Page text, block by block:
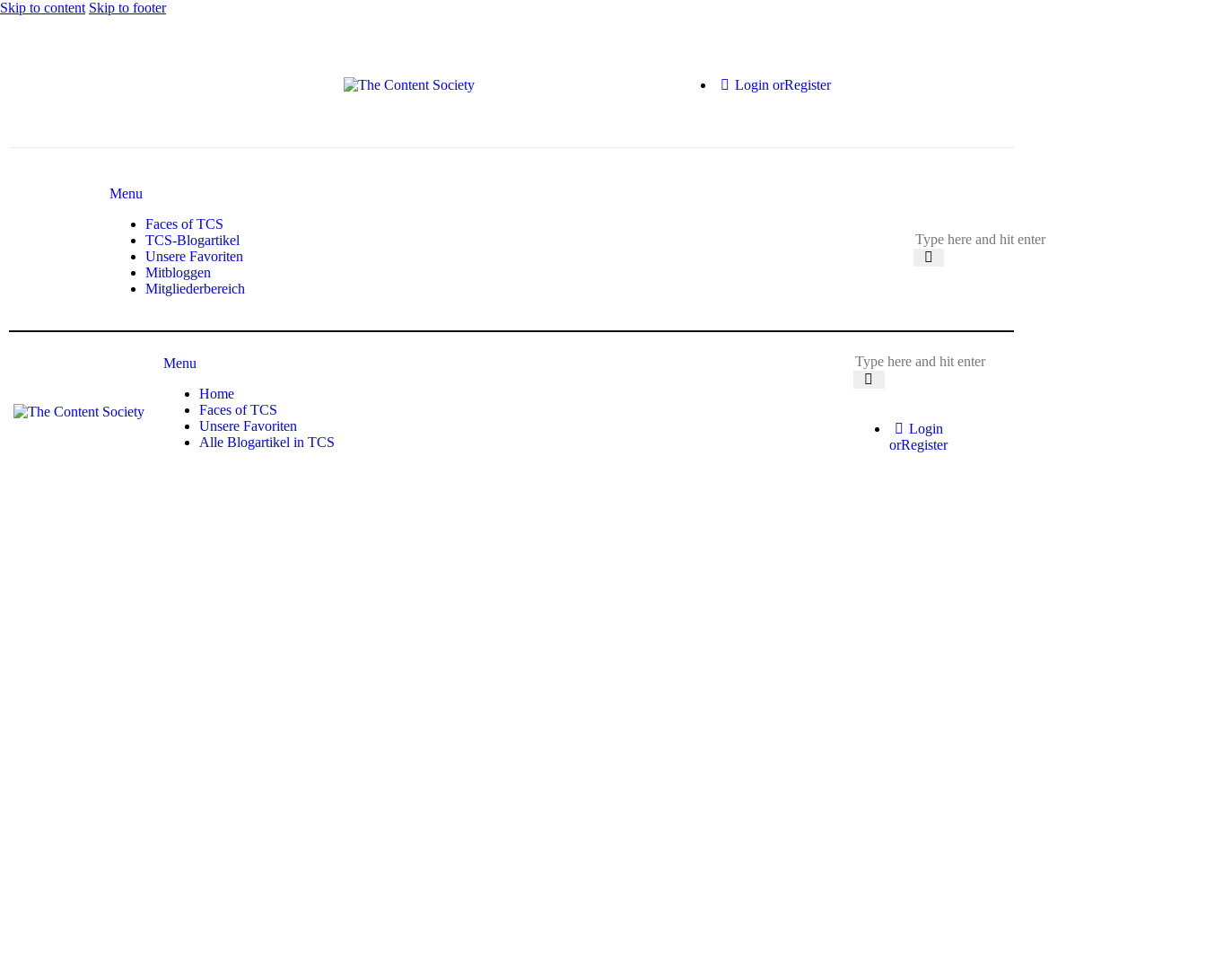
Skip to content Skip to footer
Login orRegister
Menu
Faces of TCS
TCS-Blogartikel
Unsere Favoriten
Mitbloggen
Mitgliederbereich
Menu
Home
Faces of TCS
Unsere Favoriten
Alle Blogartikel in TCS
Login
orRegister